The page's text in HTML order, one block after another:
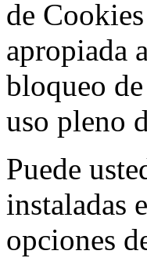
de
apropiada
bloqueo
uso pleno
Puede
instaladas
opciones